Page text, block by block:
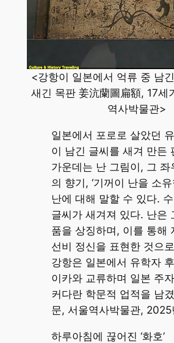
<강항이 일본에서 억류 중 남
새긴 목판 姜沆蘭圖扁額, 17세
역사박물관>
일본에서 포로로 살았던
이 남긴 글씨를 새겨 만든
가운데는 난 그림이, 그 좌
의 향기, ‘기꺼이 난을 소
난에 대해 말할 수 있다. 수
글씨가 새겨져 있다. 난은
품을 상징하며, 이를 통해
선비 정신을 표현한 것으
강항은 일본에서 유학자
이카와 교류하며 일본 주
커다란 학문적 업적을 남
문, 서울역사박물관, 2025
하루아침에 끊어진 ‘화호’